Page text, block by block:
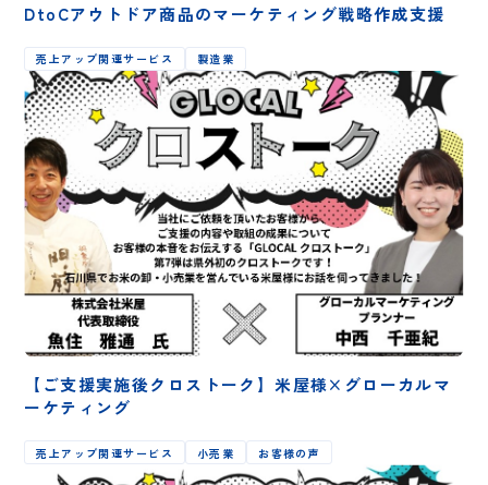
DtoCアウトドア商品のマーケティング戦略作成支援
売上アップ関連サービス 製造業
【ご支援実施後クロストーク】米屋様×グローカルマ
ーケティング
売上アップ関連サービス 小売業 お客様の声